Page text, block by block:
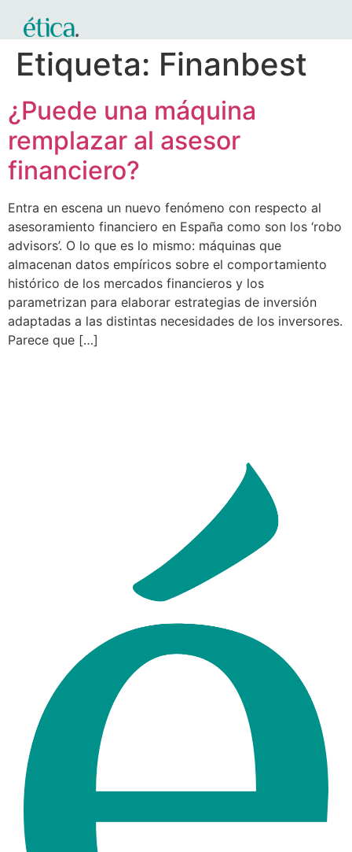
Etiqueta: Finanbest
¿Puede una máquina
remplazar al asesor
financiero?
Entra en escena un nuevo fenómeno con respecto al
asesoramiento financiero en España como son los ‘robo
advisors’. O lo que es lo mismo: máquinas que
almacenan datos empíricos sobre el comportamiento
histórico de los mercados financieros y los
parametrizan para elaborar estrategias de inversión
adaptadas a las distintas necesidades de los inversores.
Parece que […]